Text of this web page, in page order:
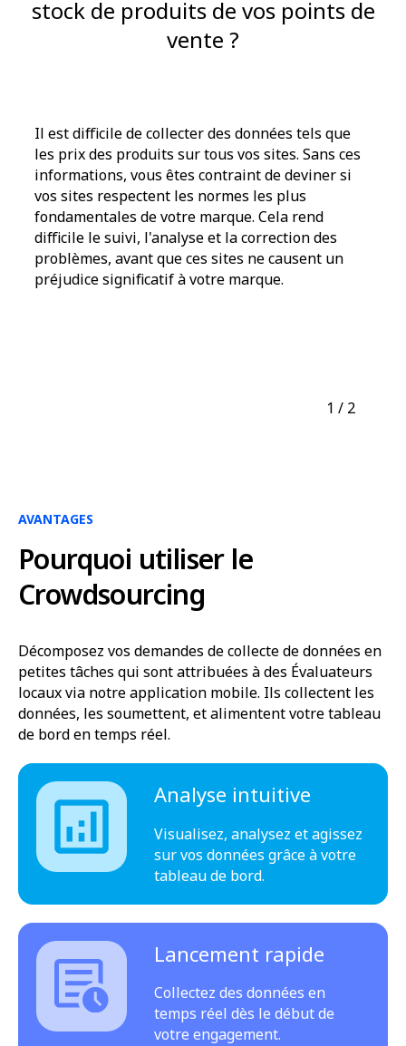
stock de produits de vos points de
vente ?
Il est difficile de collecter des données tels que
les prix des produits sur tous vos sites. Sans ces
informations, vous êtes contraint de deviner si
vos sites respectent les normes les plus
fondamentales de votre marque. Cela rend
difficile le suivi, l'analyse et la correction des
problèmes, avant que ces sites ne causent un
préjudice significatif à votre marque.
1 / 2
AVANTAGES
Pourquoi utiliser le
Crowdsourcing
Décomposez vos demandes de collecte de données en
petites tâches qui sont attribuées à des Évaluateurs
locaux via notre application mobile. Ils collectent les
données, les soumettent, et alimentent votre tableau
de bord en temps réel.
Analyse intuitive
Visualisez, analysez et agissez
sur vos données grâce à votre
tableau de bord.
Lancement rapide
Collectez des données en
temps réel dès le début de
votre engagement.